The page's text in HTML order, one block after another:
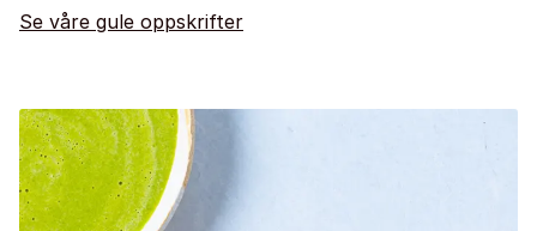
Se våre gule oppskrifter